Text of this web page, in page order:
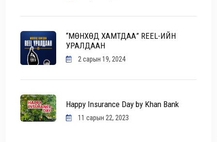
“МӨНХӨД ХАМТДАА” REEL-ИЙН
УРАЛДААН
2 сарын 19, 2024
Happy Insurance Day by Khan Bank
11 сарын 22, 2023